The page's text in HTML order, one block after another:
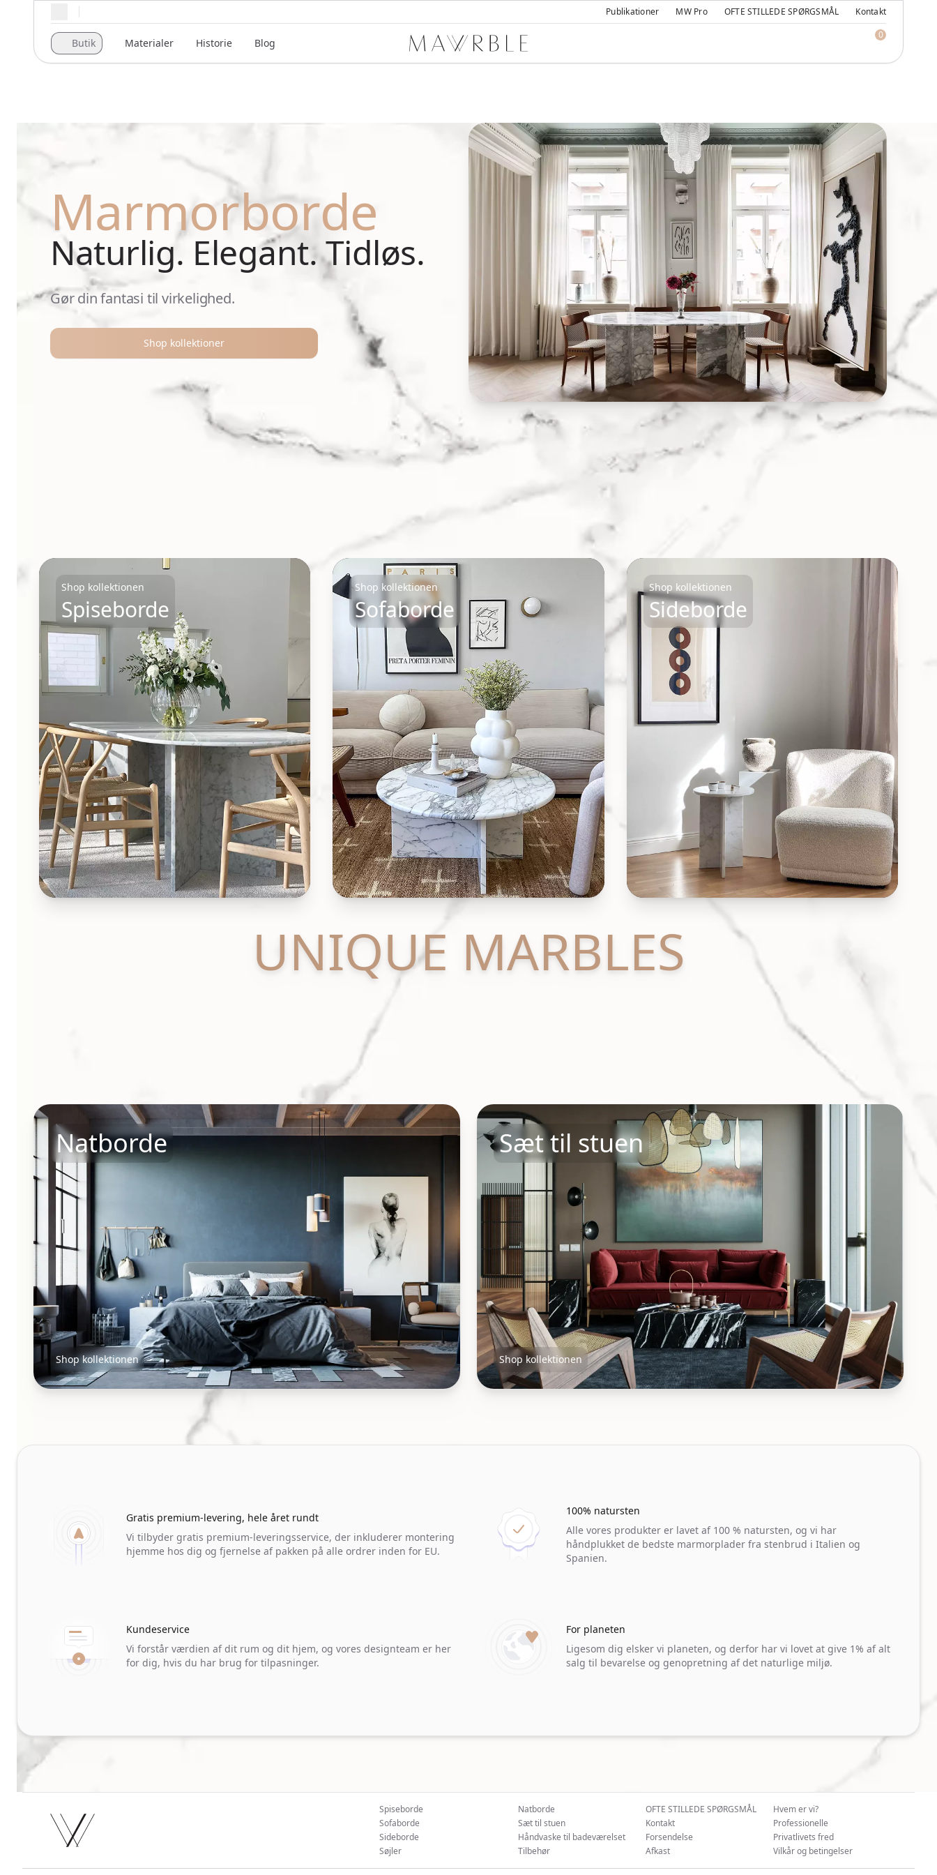
Regionale indstillinger Publikationer MW Pro OFTE STILLEDE SPØRGSMÅL Kontakt
Butik Materialer Historie Blog Mawrble
0
Marmorborde
Naturlig. Elegant. Tidløs.
Gør din fantasi til virkelighed.
Shop kollektioner
Samlinger
Shop kollektionen
Spiseborde
Shop kollektionen
Sofaborde
Shop kollektionen
Sideborde
UNIQUE MARBLES
Natborde
Shop kollektionen
Natborde
Sæt til stuen
Shop kollektionen
Sæt til stuen
Our perks
Gratis premium-levering, hele året rundt
Vi tilbyder gratis premium-leveringsservice, der inkluderer montering
hjemme hos dig og fjernelse af pakken på alle ordrer inden for EU.
100% natursten
Alle vores produkter er lavet af 100 % natursten, og vi har
håndplukket de bedste marmorplader fra stenbrud i Italien og
Spanien.
Kundeservice
Vi forstår værdien af dit rum og dit hjem, og vores designteam er her
for dig, hvis du har brug for tilpasninger.
For planeten
Ligesom dig elsker vi planeten, og derfor har vi lovet at give 1% af alt
salg til bevarelse og genopretning af det naturlige miljø.
Spiseborde
Sofaborde
Sideborde
Søjler
Natborde
Sæt til stuen
Håndvaske til badeværelset
Tilbehør
OFTE STILLEDE SPØRGSMÅL
Kontakt
Forsendelse
Afkast
Hvem er vi?
Professionelle
Privatlivets fred
Vilkår og betingelser